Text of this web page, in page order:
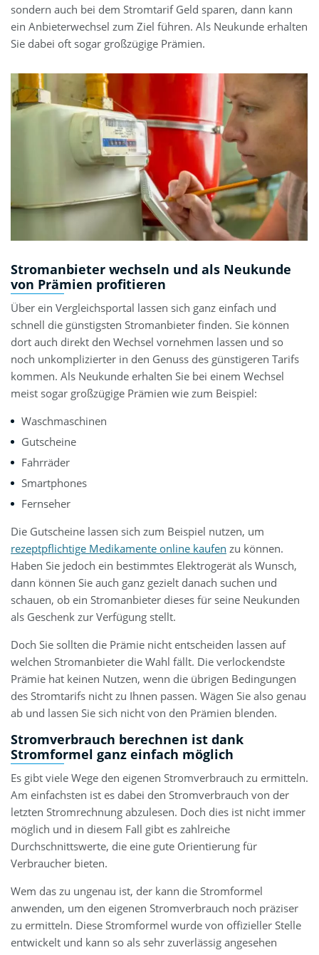
sondern auch bei dem Stromtarif Geld sparen, dann kann
ein Anbieterwechsel zum Ziel führen. Als Neukunde erhalten
Sie dabei oft sogar großzügige Prämien.
Stromanbieter wechseln und als Neukunde
von Prämien profitieren
Über ein Vergleichsportal lassen sich ganz einfach und
schnell die günstigsten Stromanbieter finden. Sie können
dort auch direkt den Wechsel vornehmen lassen und so
noch unkomplizierter in den Genuss des günstigeren Tarifs
kommen. Als Neukunde erhalten Sie bei einem Wechsel
meist sogar großzügige Prämien wie zum Beispiel:
Waschmaschinen
Gutscheine
Fahrräder
Smartphones
Fernseher
Die Gutscheine lassen sich zum Beispiel nutzen, um
rezeptpflichtige Medikamente online kaufen zu können.
Haben Sie jedoch ein bestimmtes Elektrogerät als Wunsch,
dann können Sie auch ganz gezielt danach suchen und
schauen, ob ein Stromanbieter dieses für seine Neukunden
als Geschenk zur Verfügung stellt.
Doch Sie sollten die Prämie nicht entscheiden lassen auf
welchen Stromanbieter die Wahl fällt. Die verlockendste
Prämie hat keinen Nutzen, wenn die übrigen Bedingungen
des Stromtarifs nicht zu Ihnen passen. Wägen Sie also genau
ab und lassen Sie sich nicht von den Prämien blenden.
Stromverbrauch berechnen ist dank
Stromformel ganz einfach möglich
Es gibt viele Wege den eigenen Stromverbrauch zu ermitteln.
Am einfachsten ist es dabei den Stromverbrauch von der
letzten Stromrechnung abzulesen. Doch dies ist nicht immer
möglich und in diesem Fall gibt es zahlreiche
Durchschnittswerte, die eine gute Orientierung für
Verbraucher bieten.
Wem das zu ungenau ist, der kann die Stromformel
anwenden, um den eigenen Stromverbrauch noch präziser
zu ermitteln. Diese Stromformel wurde von offizieller Stelle
entwickelt und kann so als sehr zuverlässig angesehen